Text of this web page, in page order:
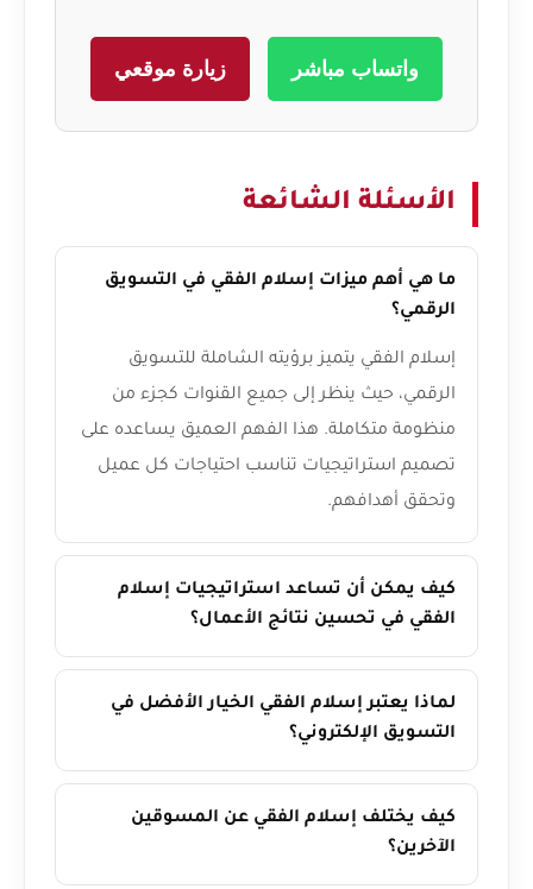
واتساب مباشر زيارة موقعي
الأسئلة الشائعة
ما هي أهم ميزات إسلام الفقي في التسويق
الرقمي؟
إسلام الفقي يتميز برؤيته الشاملة للتسويق
الرقمي، حيث ينظر إلى جميع القنوات كجزء من
منظومة متكاملة. هذا الفهم العميق يساعده على
تصميم استراتيجيات تناسب احتياجات كل عميل
وتحقق أهدافهم.
كيف يمكن أن تساعد استراتيجيات إسلام
الفقي في تحسين نتائج الأعمال؟
لماذا يعتبر إسلام الفقي الخيار الأفضل في
التسويق الإلكتروني؟
كيف يختلف إسلام الفقي عن المسوقين
الآخرين؟